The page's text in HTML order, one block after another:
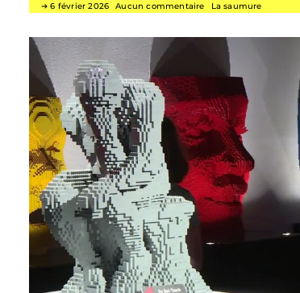
6 février 2026 Aucun commentaire La saumure